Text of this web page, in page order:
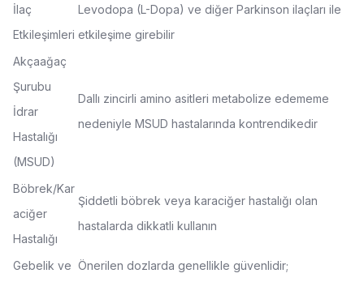
İlaç
Etkileşimleri
Levodopa (L-Dopa) ve diğer Parkinson ilaçları ile
etkileşime girebilir
Akçaağaç
Şurubu
İdrar
Hastalığı
(MSUD)
Dallı zincirli amino asitleri metabolize edememe
nedeniyle MSUD hastalarında kontrendikedir
Böbrek/Kar
aciğer
Hastalığı
Şiddetli böbrek veya karaciğer hastalığı olan
hastalarda dikkatli kullanın
Gebelik ve Önerilen dozlarda genellikle güvenlidir;